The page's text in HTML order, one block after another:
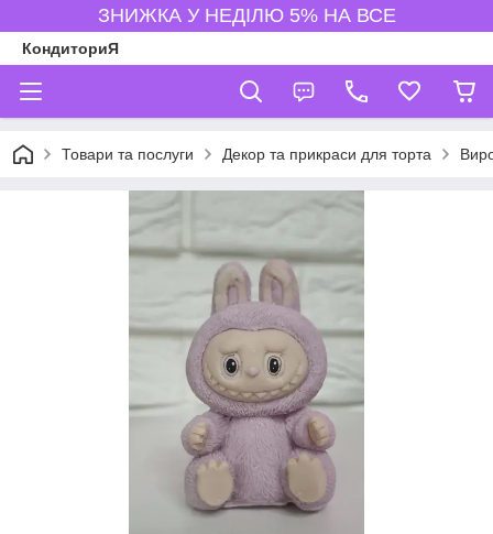
ЗНИЖКА У НЕДІЛЮ 5% НА ВСЕ
КондиториЯ
Товари та послуги Декор та прикраси для торта